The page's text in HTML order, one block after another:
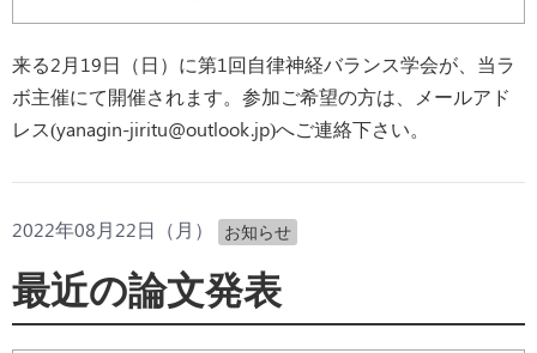
来る2月19日（日）に第1回自律神経バランス学会が、当ラ
ボ主催にて開催されます。参加ご希望の方は、メールアド
レス(yanagin-jiritu@outlook.jp)へご連絡下さい。
2022年08月22日（月） お知らせ
最近の論文発表